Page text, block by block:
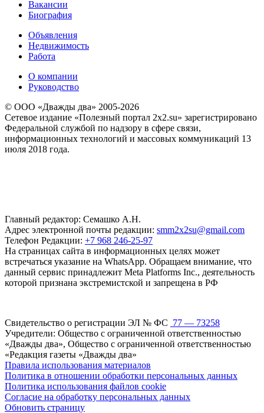
Вакансии
Биография
Объявления
Недвижимость
Работа
О компании
Руководство
© ООО «Дважды два» 2005-2026
Сетевое издание «Полезный портал 2x2.su» зарегистрировано
Федеральной службой по надзору в сфере связи,
информационных технологий и массовых коммуникаций 13
июля 2018 года.
Главный редактор: Семашко А.Н.
Адрес электронной почты редакции: smm2x2su@gmail.com
Телефон Редакции: +7 968 246-25-97
На страницах сайта в информационных целях может
встречаться указание на WhatsApp. Обращаем внимание, что
данный сервис принадлежит Meta Platforms Inc., деятельность
которой признана экстремистской и запрещена в РФ
Свидетельство о регистрации ЭЛ № ФС 77 — 73258
Учредители: Общество с ограниченной ответственностью
«Дважды два», Общество с ограниченной ответственностью
«Редакция газеты «Дважды два»
Правила использования материалов
Политика в отношении обработки персональных данных
Политика использования файлов cookie
Согласие на обработку персональных данных
Обновить страницу